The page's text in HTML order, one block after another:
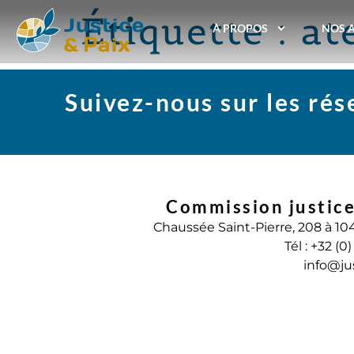
À PROPOS NOS
Étiquette :
Suivez-nous sur les
Commission
Chaussée Saint-Pierre, 208 à
Tél : +32